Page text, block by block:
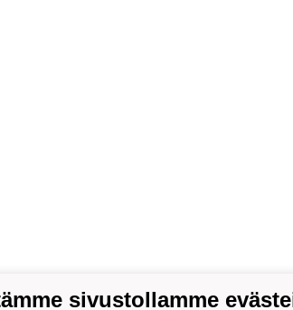
sivustollamme